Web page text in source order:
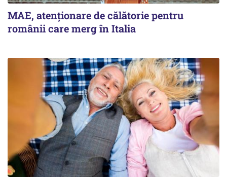
MAE, atenționare de călătorie pentru
românii care merg în Italia